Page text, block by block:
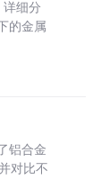
详细分
的金属
铝合金
对比不